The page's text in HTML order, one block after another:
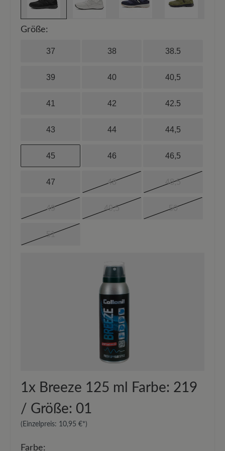
Größe:
37 38 38.5
39 40 40,5
41 42 42.5
43 44 44,5
45 46 46,5
47 48 48,5
49 49,5 50
51
1x Breeze 125 ml Farbe: 219
/ Größe: 01
(Einzelpreis: 10,95 €*)
Farbe: